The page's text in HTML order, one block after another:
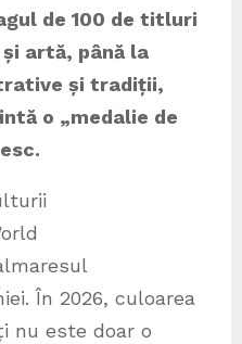
de 100 de titluri
artă, până la
și tradiții,
o „medalie de
În 2026, culoarea
nu este doar o